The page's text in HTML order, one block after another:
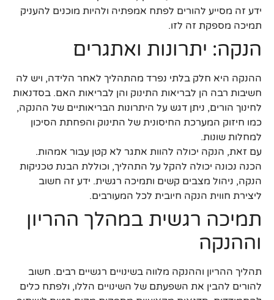
ידע זה מסייע להורים לפתח אמפתיה ולהיות מוכנים להעניק
תמיכה מספקת זה לזו.
הנקה: יתרונות ואתגרים
ההנקה היא חלק בלתי נפרד מהתהליך לאחר הלידה, ויש לה
חשיבות רבה הן לבריאות התינוק והן לבריאות האם. בסדנאות
לחינוך הורים, ניתן דגש על היתרונות הבריאותיים של ההנקה,
כמו חיזוק המערכת החיסונית של התינוק והפחתת הסיכון
למחלות שונות.
עם זאת, הנקה יכולה להוות אתגר לא קטן עבור אמהות.
הכנה נכונה יכולה להקל על התהליך, וכוללת הבנת טכניקות
הנקה, ניהול מצבים קשים ותמיכה רגשית. ידע זה חשוב
ליצירת חווית הנקה חיובית לכל המעורבים.
תמיכה רגשית במהלך ההריון
וההנקה
תהליך ההריון וההנקה מלווה בשינויים רגשיים רבים. חשוב
להורים להבין את השפעתם של השינויים הללו, ולפתח כלים